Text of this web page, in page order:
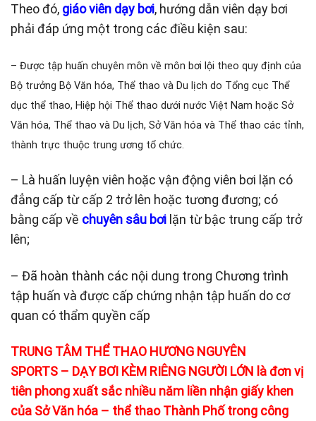
Theo đó, giáo viên dạy bơi, hướng dẫn viên dạy bơi
phải đáp ứng một trong các điều kiện sau:
– Được tập huấn chuyên môn về môn bơi lội theo quy định của
Bộ trưởng Bộ Văn hóa, Thể thao và Du lịch do Tổng cục Thể
dục thể thao, Hiệp hội Thể thao dưới nước Việt Nam hoặc Sở
Văn hóa, Thể thao và Du lịch, Sở Văn hóa và Thể thao các tỉnh,
thành trực thuộc trung ương tổ chức.
– Là huấn luyện viên hoặc vận động viên bơi lặn có
đẳng cấp từ cấp 2 trở lên hoặc tương đương; có
bằng cấp về chuyên sâu bơi lặn từ bậc trung cấp trở
lên;
– Đã hoàn thành các nội dung trong Chương trình
tập huấn và được cấp chứng nhận tập huấn do cơ
quan có thẩm quyền cấp
TRUNG TÂM THỂ THAO HƯƠNG NGUYÊN
SPORTS – DẠY BƠI KÈM RIÊNG NGƯỜI LỚN là đơn vị
tiên phong xuất sắc nhiều năm liền nhận giấy khen
của Sở Văn hóa – thể thao Thành Phố trong công